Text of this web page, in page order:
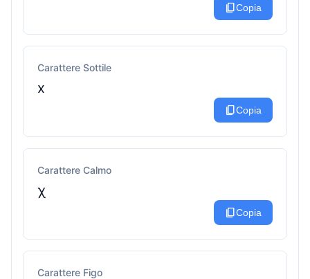
content_copyCopia
Carattere Sottile
x
content_copyCopia
Carattere Calmo
χ
content_copyCopia
Carattere Figo